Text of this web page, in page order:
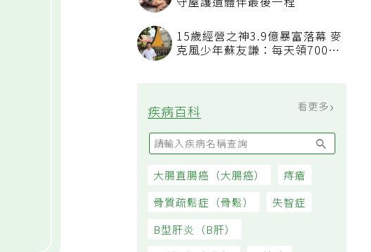
守屋護遺體伴最後一程
15歲經營之神3.9億暴富落幕 麥
疾病百科